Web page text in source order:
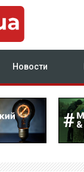
Новости